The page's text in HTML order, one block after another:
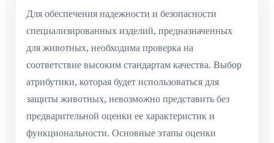
Для обеспечения надежности и безопасности
специализированных изделий, предназначенных
для животных, необходима проверка на
соответствие высоким стандартам качества. Выбор
атрибутики, которая будет использоваться для
защиты животных, невозможно представить без
предварительной оценки ее характеристик и
функциональности. Основные этапы оценки